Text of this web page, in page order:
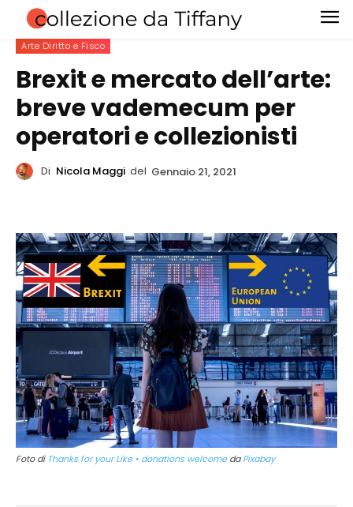
Arte Diritto e Fisco
Brexit e mercato dell’arte:
breve vademecum per
operatori e collezionisti
Di Nicola Maggi del Gennaio 21, 2021
Foto di Thanks for your Like • donations welcomedaPixabay